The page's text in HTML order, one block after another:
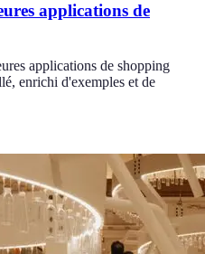
applications de
applications de shopping
enrichi d'exemples et de